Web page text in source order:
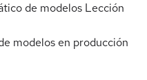
de modelos Lección
modelos en producción